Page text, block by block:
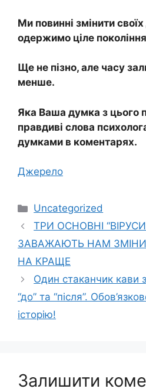
Ми повинні змінити
одержимо ціле покоління
Ще не пізно, але часу
менше.
Яка Ваша думка з цього
правдиві слова
думками в коментарях.
Джерело
Категорії
Uncategorized
ТРИ ОСНОВНІ
ЗАВАЖАЮТЬ НАМ
НА КРАЩЕ
Один стаканчик кави
“до” та “після”.
історію!
Залишити